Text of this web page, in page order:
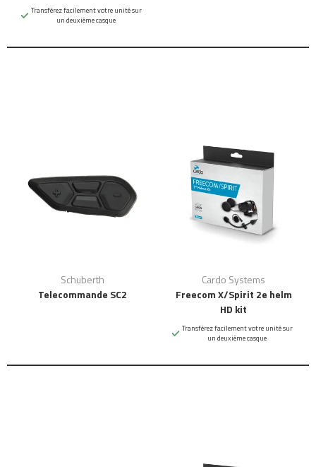
Transférez facilement votre unité sur
un deuxième casque
Schuberth
Telecommande SC2
Cardo Systems
Freecom X/Spirit 2e helm
HD kit
Transférez facilement votre unité sur
un deuxième casque